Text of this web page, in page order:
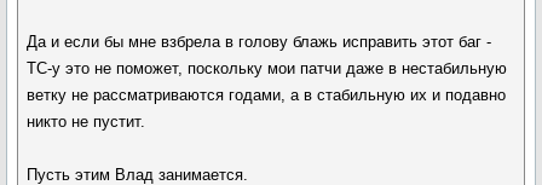
Да и если бы мне взбрела в голову блажь исправить этот баг -
ТС-у это не поможет, поскольку мои патчи даже в нестабильную
ветку не рассматриваются годами, а в стабильную их и подавно
никто не пустит.
Пусть этим Влад занимается.